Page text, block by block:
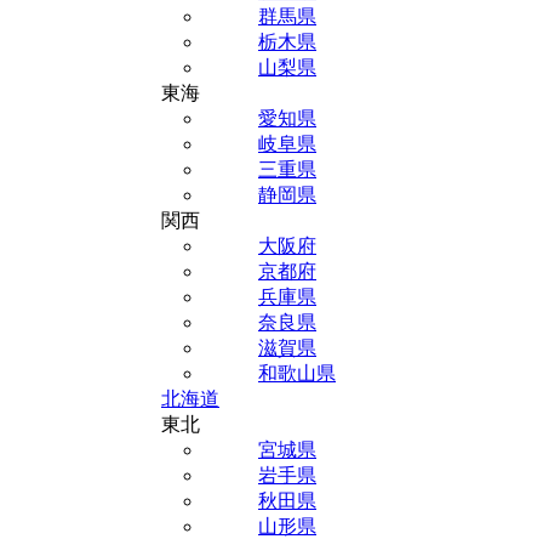
群馬県
栃木県
山梨県
東海
愛知県
岐阜県
三重県
静岡県
関西
大阪府
京都府
兵庫県
奈良県
滋賀県
和歌山県
北海道
東北
宮城県
岩手県
秋田県
山形県